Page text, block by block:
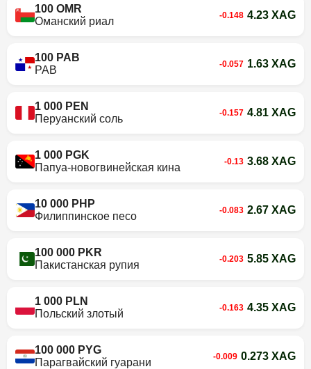
100 OMR
Оманский риал
-0.148 4.23 XAG
100 PAB
PAB
-0.057 1.63 XAG
1 000 PEN
Перуанский соль
-0.157 4.81 XAG
1 000 PGK
Папуа-новогвинейская кина
-0.13 3.68 XAG
10 000 PHP
Филиппинское песо
-0.083 2.67 XAG
100 000 PKR
Пакистанская рупия
-0.203 5.85 XAG
1 000 PLN
Польский злотый
-0.163 4.35 XAG
100 000 PYG
Парагвайский гуарани
-0.009 0.273 XAG